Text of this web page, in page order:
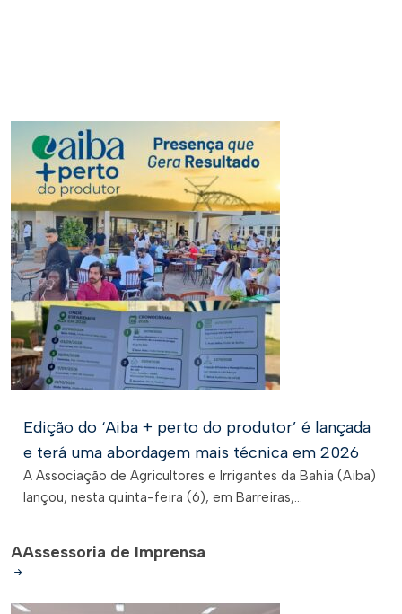
Edição do ‘Aiba + perto do produtor’ é lançada
e terá uma abordagem mais técnica em 2026
A Associação de Agricultores e Irrigantes da Bahia (Aiba)
lançou, nesta quinta-feira (6), em Barreiras,...
AAssessoria de Imprensa